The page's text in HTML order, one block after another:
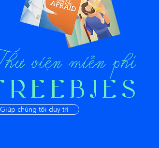
viện miễn phí
Giúp chúng tôi duy trì